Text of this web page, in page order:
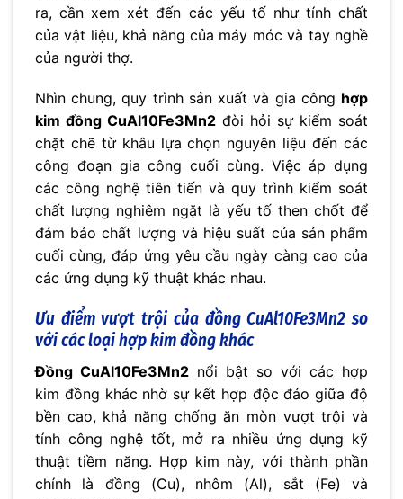
ra, cần xem xét đến các yếu tố như tính chất
của vật liệu, khả năng của máy móc và tay nghề
của người thợ.
Nhìn chung, quy trình sản xuất và gia công hợp
kim đồng CuAl10Fe3Mn2 đòi hỏi sự kiểm soát
chặt chẽ từ khâu lựa chọn nguyên liệu đến các
công đoạn gia công cuối cùng. Việc áp dụng
các công nghệ tiên tiến và quy trình kiểm soát
chất lượng nghiêm ngặt là yếu tố then chốt để
đảm bảo chất lượng và hiệu suất của sản phẩm
cuối cùng, đáp ứng yêu cầu ngày càng cao của
các ứng dụng kỹ thuật khác nhau.
Ưu điểm vượt trội của đồng CuAl10Fe3Mn2 so
với các loại hợp kim đồng khác
Đồng CuAl10Fe3Mn2 nổi bật so với các hợp
kim đồng khác nhờ sự kết hợp độc đáo giữa độ
bền cao, khả năng chống ăn mòn vượt trội và
tính công nghệ tốt, mở ra nhiều ứng dụng kỹ
thuật tiềm năng. Hợp kim này, với thành phần
chính là đồng (Cu), nhôm (Al), sắt (Fe) và